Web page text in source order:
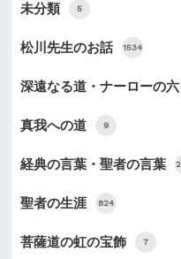
未分類 5
松川先生のお話 1534
深遠なる道・ナーローの
真我への道 9
経典の言葉・聖者の言葉
聖者の生涯 824
菩薩道の虹の宝飾 7